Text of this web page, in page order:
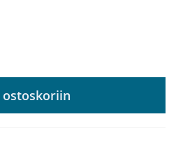
ostoskoriin